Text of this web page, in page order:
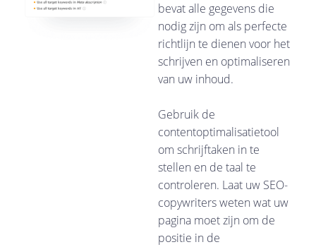
bevat alle gegevens die
nodig zijn om als perfecte
richtlijn te dienen voor het
schrijven en optimaliseren
van uw inhoud.
Gebruik de
contentoptimalisatietool
om schrijftaken in te
stellen en de taal te
controleren. Laat uw SEO-
copywriters weten wat uw
pagina moet zijn om de
positie in de